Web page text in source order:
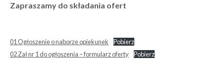
Zapraszamy do składania ofert
01 Ogłoszenie o naborze opiekunek
Pobierz
02 Zał nr 1 do ogłoszenia – formularz oferty
Pobierz